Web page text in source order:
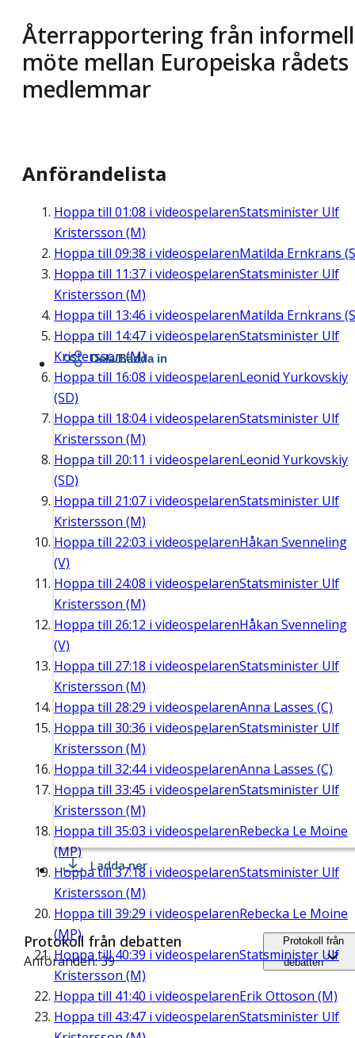
Återrapportering från
möte mellan Europeiska rådets
medlemmar
Anförandelista
Hoppa till 01:08 i videospelarenStatsminister Ulf
Kristersson (M)
Hoppa till 09:38 i videospelarenMatilda Ernkrans
Hoppa till 11:37 i videospelarenStatsminister Ulf
Kristersson (M)
Hoppa till 13:46 i videospelarenMatilda Ernkrans
Hoppa till 14:47 i videospelarenStatsminister Ulf
Kristersson (M)
Hoppa till 16:08 i videospelarenLeonid Yurkovskiy
(SD)
Hoppa till 18:04i videospelarenStatsminister Ulf
Kristersson (M)
Hoppa till 20:11 i videospelarenLeonid Yurkovskiy
(SD)
Hoppa till 21:07 i videospelarenStatsminister Ulf
Kristersson (M)
Hoppa till 22:03 i videospelarenHåkan Svenneling
(V)
Hoppa till 24:08 i videospelarenStatsminister Ulf
Kristersson (M)
Hoppa till 26:12 i videospelarenHåkan Svenneling
(V)
Hoppa till 27:18 i videospelarenStatsminister Ulf
Kristersson (M)
Hoppa till 28:29 i videospelarenAnna Lasses (C)
Hoppa till 30:36 i videospelarenStatsminister Ulf
Kristersson (M)
Hoppa till 32:44i videospelarenAnna Lasses (C)
Hoppa till 33:45 i videospelarenStatsminister Ulf
Kristersson (M)
Hoppa till 35:03 i videospelarenRebecka Le Moine
(MP)
Hoppa till37:18 i videospelarenStatsminister Ulf
Kristersson (M)
Hoppa till 39:29 i videospelarenRebecka Le Moine
(MP)
Hoppa till40:39 i videospelarenStatsminister Ulf
Kristersson (M)
Hoppa till 41:40 i videospelarenErik Ottoson (M)
Hoppa till 43:47 i videospelarenStatsminister Ulf
Dela/Bädda in
Ladda ner
Protokoll från debatten
Anföranden: 39
Protokoll från
debatten